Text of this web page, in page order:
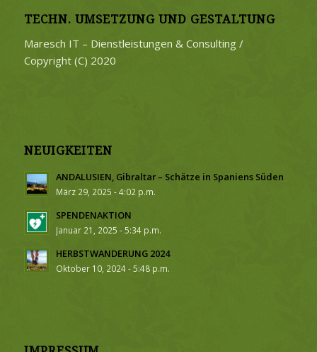
TECHN. UMSETZUNG UND GESTALTUNG
Maresch IT – Dienstleistungen & Consulting /
Copyright (C) 2020
NEUIGKEITEN
ANDALUSIEN, Gibraltar – Schätze in Spaniens Süden
März 29, 2025 - 4:02 p.m.
SPENDENAKTION
Januar 21, 2025 - 5:34 p.m.
HERBSTWANDERUNG 2024
Oktober 10, 2024 - 5:48 p.m.